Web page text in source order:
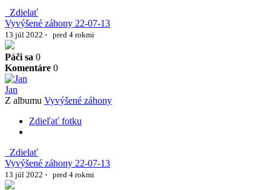
Zdielať
Vyvýšené záhony 22-07-13
13 júl 2022 · pred 4 rokmi
Páči sa 0
Komentáre 0
Jan
Z albumu Vyvýšené záhony
Zdieľať fotku
Zdielať
Vyvýšené záhony 22-07-13
13 júl 2022 · pred 4 rokmi